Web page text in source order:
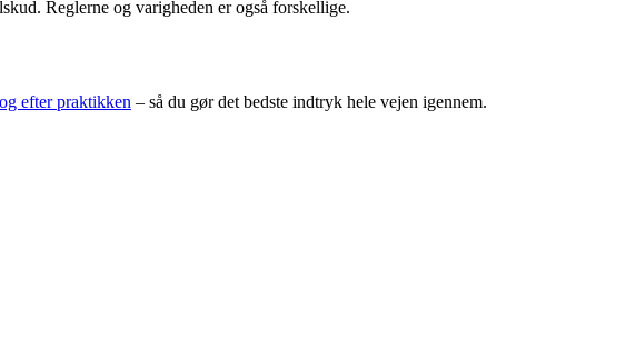
Reglerne og varigheden er også forskellige.
efter praktikken – så du gør det bedste indtryk hele vejen igennem.